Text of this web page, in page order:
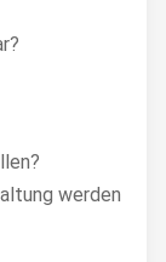
werden